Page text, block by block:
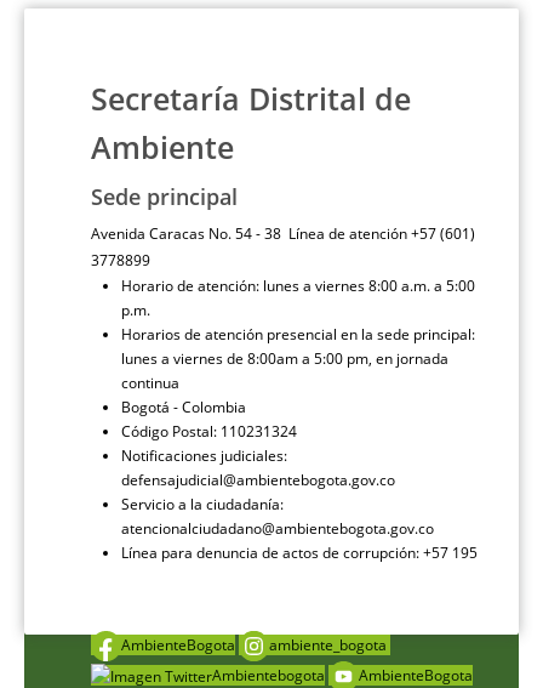
Secretaría Distrital de
Ambiente
Sede principal
Avenida Caracas No. 54 - 38 Línea de atención +57 (601)
3778899
Horario de atención: lunes a viernes 8:00 a.m. a 5:00
p.m.
Horarios de atención presencial en la sede principal:
lunes a viernes de 8:00am a 5:00 pm, en jornada
continua
Bogotá - Colombia
Código Postal: 110231324
Notificaciones judiciales:
defensajudicial@ambientebogota.gov.co
Servicio a la ciudadanía:
atencionalciudadano@ambientebogota.gov.co
Línea para denuncia de actos de corrupción: +57 195
AmbienteBogota
ambiente_bogota
Ambientebogota
AmbienteBogota